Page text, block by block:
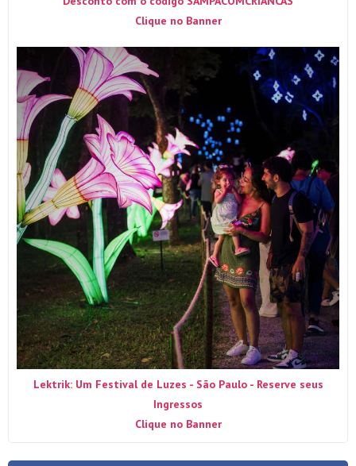
Clique no Banner
Lektrik: Um Festival de Luzes - São Paulo - Reserve seus
Ingressos
Clique no Banner